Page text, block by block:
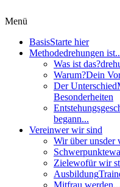
Menü
BasisStarte hier
Methodedrehungen
Was ist das?
Warum?Dein
Der Unterschied
Besonderheiten
begann...
Vereinwer wir sind
Wir über unsder
Schwerpunkte
Zielewofür wir
Ausbildung
Mitfrau werden...